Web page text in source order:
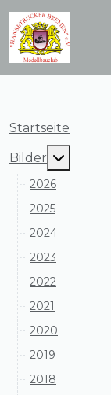
Startseite
Bilder
2026
2025
2024
2023
2022
2021
2020
2019
2018